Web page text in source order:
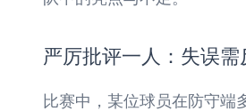
严厉批评一人：失误需
比赛中，某位球员在防守端